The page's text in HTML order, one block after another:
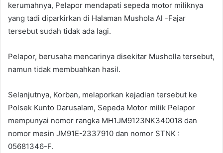
kerumahnya, Pelapor mendapati sepeda motor miliknya
yang tadi diparkirkan di Halaman Mushola Al -Fajar
tersebut sudah tidak ada lagi.
Pelapor, berusaha mencarinya disekitar Musholla tersebut,
namun tidak membuahkan hasil.
Selanjutnya, Korban, melaporkan kejadian tersebut ke
Polsek Kunto Darusalam, Sepeda Motor milik Pelapor
mempunyai nomor rangka MH1JM9123NK340018 dan
nomor mesin JM91E-2337910 dan nomor STNK :
05681346-F.